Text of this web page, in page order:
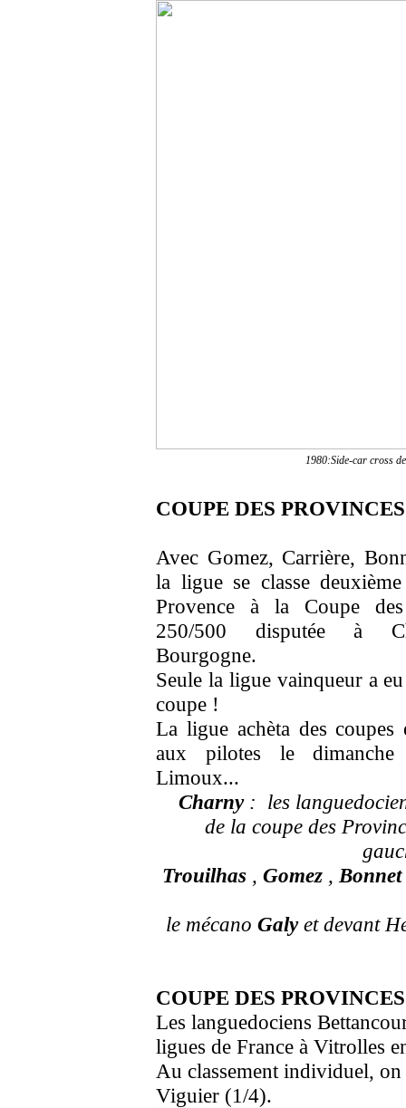
1980:Side-car cross
COUPE DES
Avec Gomez, Carrière,
la ligue se classe
Provence à la Coupe
250/500 disputée à
Bourgogne.
Seule la ligue vainqueur a
coupe !
La ligue achèta des
aux pilotes le
Limoux...
Charny : les
de la coupe des
Trouilhas , Gomez , Bonnet
le mécano Galyet devant
COUPE DES
Les languedociens
ligues de France à Vitrolles
Au classement individuel,
Viguier (1/4).